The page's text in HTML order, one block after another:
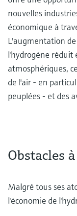
nouvelles
économique à
L'augmentation
l'hydrogène réduit
atmosphériques,
de l'air - en
peuplées - et des
Obstacles
Malgré tous ses
l'économie de